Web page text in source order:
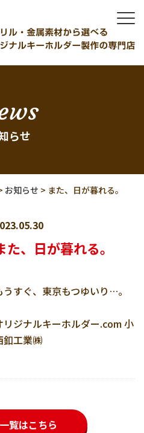
らせ
お知らせ > また、日が暮れる。
た、日が暮れる。
うすぐ、東京もつゆいり…。
リジナルキーホルダー.com 小
釦工業㈱
覧はこちら